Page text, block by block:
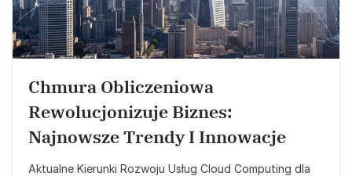
Chmura Obliczeniowa
Rewolucjonizuje Biznes:
Najnowsze Trendy I Innowacje
Aktualne Kierunki Rozwoju Usług Cloud Computing dla